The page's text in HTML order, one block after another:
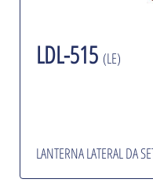
LDL-515 (LE)
LANTERNA LATERAL DA